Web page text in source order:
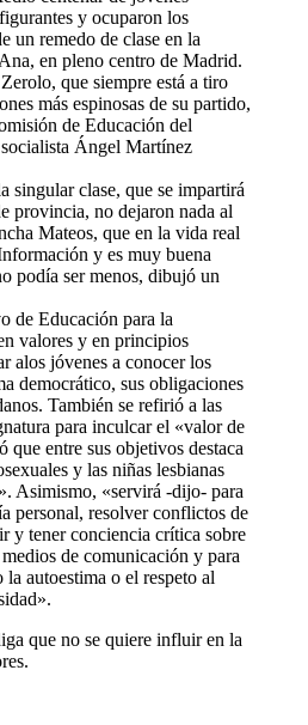
y ocuparon los
un remedo de clase en la
en pleno centro de Madrid.
que siempre está a tiro
más espinosas de su partido,
de Educación del
Ángel Martínez
singular clase, que se impartirá
provincia, no dejaron nada al
Mateos, que en la vida real
y es muy buena
podía ser menos, dibujó un
de Educación para la
valores y en principios
alos jóvenes a conocer los
democrático, sus obligaciones
También se refirió a las
para inculcar el «valor de
que entre sus objetivos destaca
y las niñas lesbianas
Asimismo, «servirá -dijo- para
personal, resolver conflictos de
y tener conciencia crítica sobre
de comunicación y para
autoestima o el respeto al
que no se quiere influir en la